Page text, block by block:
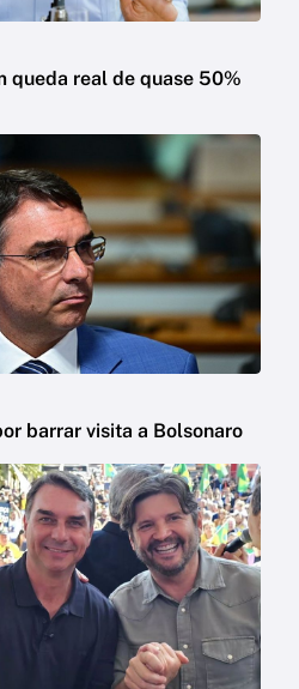
queda real de quase 50%
barrar visita a Bolsonaro